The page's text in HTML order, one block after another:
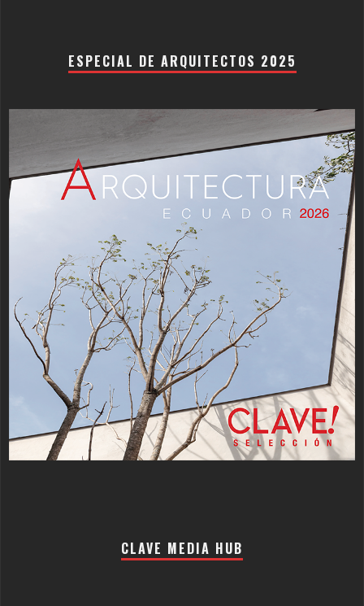
ESPECIAL DE ARQUITECTOS 2025
CLAVE MEDIA HUB